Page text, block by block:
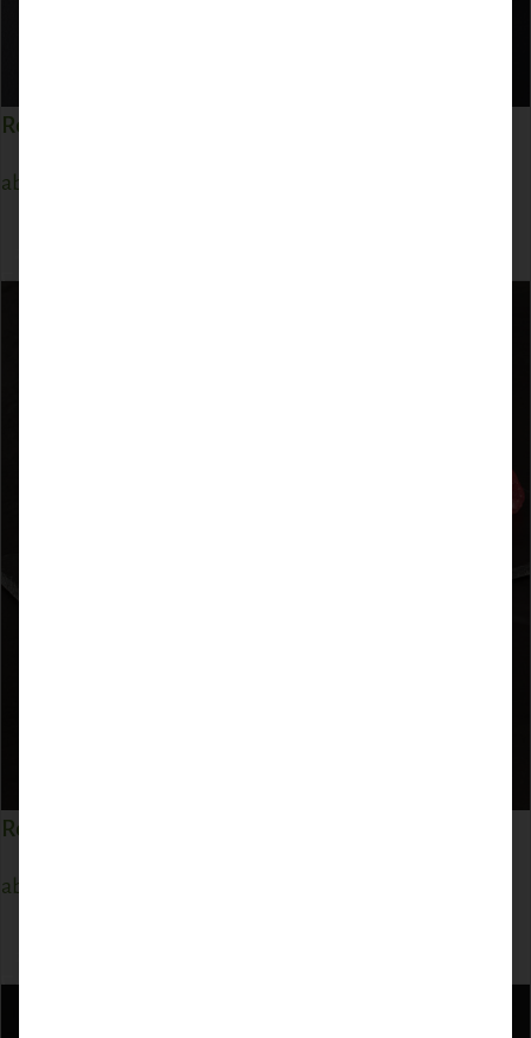
Reh Rücken mit Knochen
ab
Reh Rückenfilet
ab